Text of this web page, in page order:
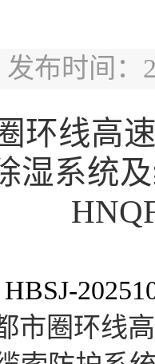
发布时间：
环线高
湿系统
HBSJ-
市圈环线